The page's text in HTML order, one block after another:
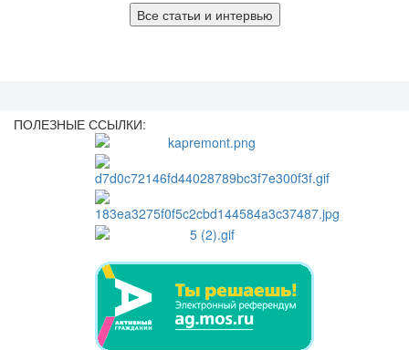
Все статьи и интервью
ПОЛЕЗНЫЕ ССЫЛКИ: